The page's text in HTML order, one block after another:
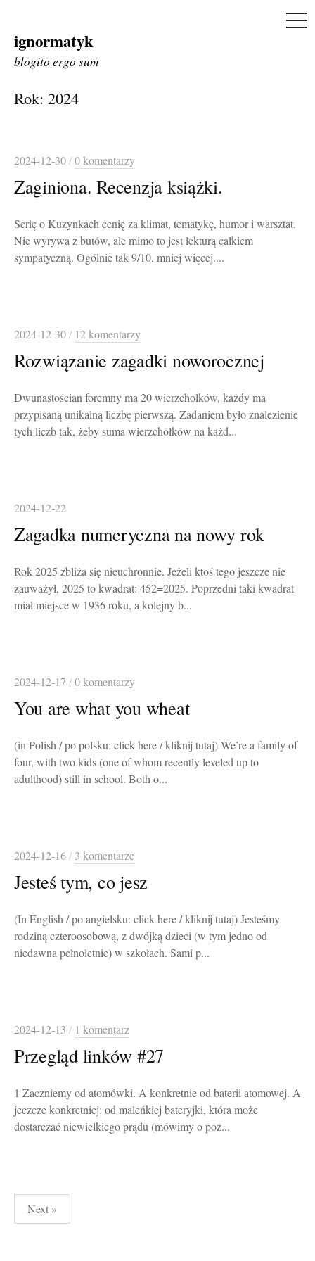
Skip
to
ignormatyk
blogito ergo sum
Rok: 2024
2024-12-30/0 komentarzy
Zaginiona. Recenzja książki.
Serię o Kuzynkach cenię za klimat, tematykę, humor i warsztat.
Nie wyrywa z butów, ale mimo to jest lekturą całkiem
sympatyczną. Ogólnie tak 9/10, mniej więcej....
2024-12-30/ 12 komentarzy
Rozwiązanie zagadki noworocznej
Dwunastościan foremny ma 20 wierzchołków, każdy ma
przypisaną unikalną liczbę pierwszą. Zadaniem było znalezienie
tych liczb tak, żeby suma wierzchołków na każd...
2024-12-22
Zagadka numeryczna na nowy rok
Rok 2025 zbliża się nieuchronnie. Jeżeli ktoś tego jeszcze nie
zauważył, 2025 to kwadrat: 452=2025. Poprzedni taki kwadrat
miał miejsce w 1936 roku, a kolejny b...
2024-12-17 /0 komentarzy
You are what you wheat
(in Polish / po polsku: click here / kliknij tutaj) We’re a family of
four, with two kids (one of whom recently leveled up to
adulthood) still in school. Both o...
2024-12-16/ 3 komentarze
Jesteś tym, co jesz
(In English / po angielsku: click here / kliknij tutaj) Jesteśmy
rodziną czteroosobową, z dwójką dzieci (w tym jedno od
niedawna pełnoletnie) w szkołach. Sami p...
2024-12-13 / 1 komentarz
Przegląd linków #27
1 Zaczniemy od atomówki. A konkretnie od baterii atomowej. A
jeczcze konkretniej: od maleńkiej bateryjki, która może
dostarczać niewielkiego prądu (mówimy o poz...
Stronicowanie
wpisów
Next »